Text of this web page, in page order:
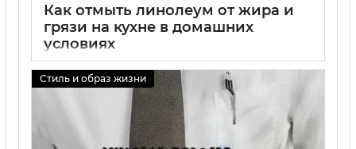
Как отмыть линолеум от жира и
грязи на кухне в домашних
условиях
01 09 2025 0
Стиль и образ жизни